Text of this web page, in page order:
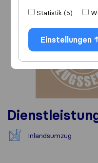
Inlandsumzug
Statistik (5)
Einstellungen